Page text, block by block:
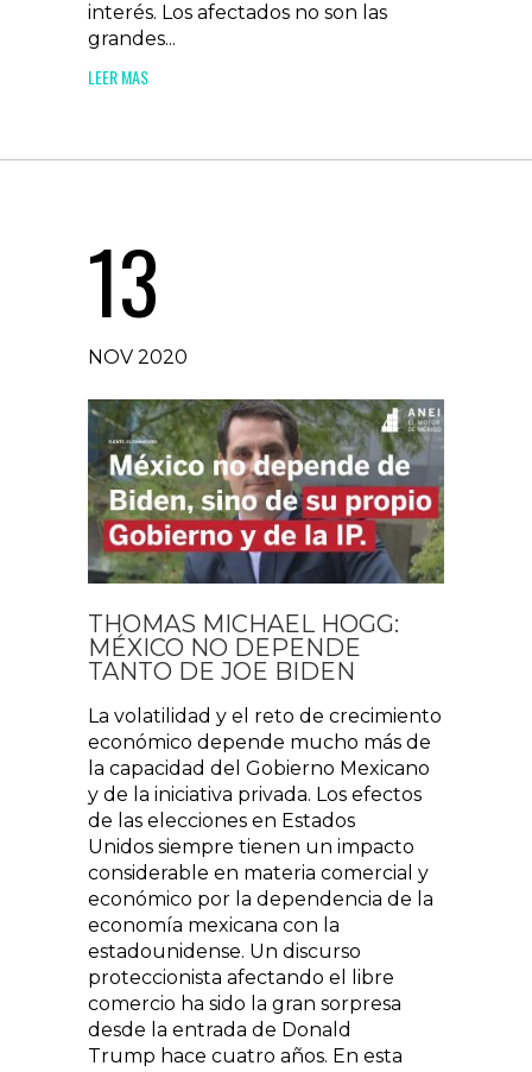
interés. Los afectados no son las
grandes...
LEER MAS
13
NOV 2020
THOMAS MICHAEL HOGG:
MÉXICO NO DEPENDE
TANTO DE JOE BIDEN
La volatilidad y el reto de crecimiento
económico depende mucho más de
la capacidad del Gobierno Mexicano
y de la iniciativa privada. Los efectos
de las elecciones en Estados
Unidos siempre tienen un impacto
considerable en materia comercial y
económico por la dependencia de la
economía mexicana con la
estadounidense. Un discurso
proteccionista afectando el libre
comercio ha sido la gran sorpresa
desde la entrada de Donald
Trump hace cuatro años. En esta